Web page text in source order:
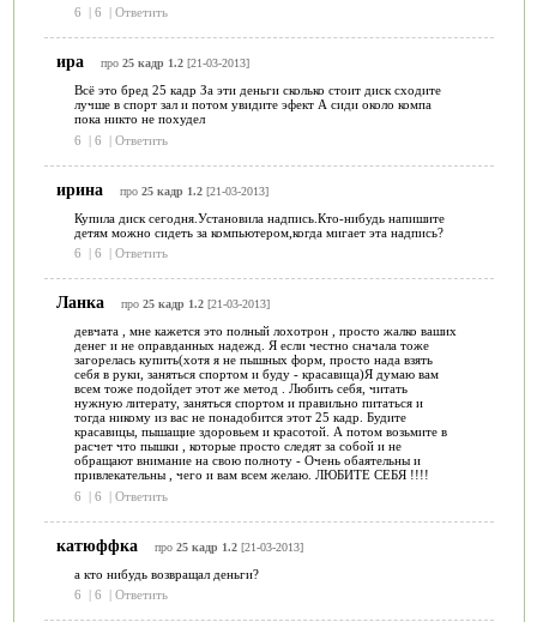
6
| 6 | Ответить
ира про 25 кадр 1.2[21-03-2013]
Всё это бред 25 кадр За эти деньги сколько стоит диск сходите
лучше в спорт зал и потом увидите эфект А сиди около компа
пока никто не похудел
6
| 6 | Ответить
ирина про 25 кадр 1.2[21-03-2013]
Купила диск сегодня.Установила надпись.Кто-нибудь напишите
детям можно сидеть за компьютером,когда мигает эта надпись?
6
| 6 | Ответить
Ланка про 25 кадр 1.2[21-03-2013]
девчата , мне кажется это полный лохотрон , просто жалко ваших
денег и не оправданных надежд. Я если честно сначала тоже
загорелась купить(хотя я не пышных форм, просто нада взять
себя в руки, заняться спортом и буду - красавица)Я думаю вам
всем тоже подойдет этот же метод . Любить себя, читать
нужную литерату, заняться спортом и правильно питаться и
тогда никому из вас не понадобится этот 25 кадр. Будите
красавицы, пышащие здоровьем и красотой. А потом возьмите в
расчет что пышки , которые просто следят за собой и не
обращают внимание на свою полноту - Очень обаятельны и
привлекательны , чего и вам всем желаю. ЛЮБИТЕ СЕБЯ !!!!
6
| 6 | Ответить
катюффка про 25 кадр 1.2[21-03-2013]
а кто нибудь возвращал деньги?
6
| 6 | Ответить